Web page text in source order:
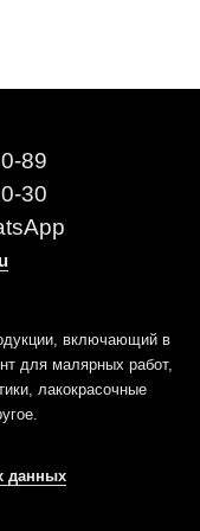
89
30
включающий в
для малярных работ,
лакокрасочные
данных